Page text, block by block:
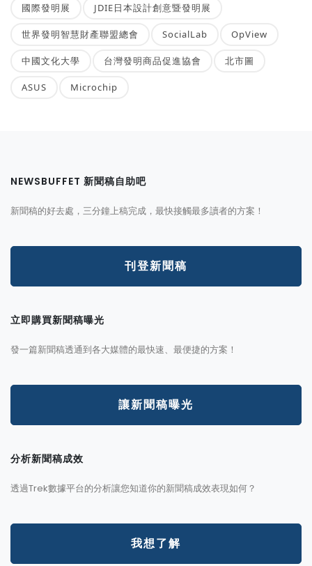
國際發明展 JDIE日本設計創意暨發明展
世界發明智慧財產聯盟總會 SocialLab OpView
中國文化大學 台灣發明商品促進協會 北市圖
ASUS Microchip
NEWSBUFFET 新聞稿自助吧
新聞稿的好去處，三分鐘上稿完成，最快接觸最多讀者的方案！
刊登新聞稿
立即購買新聞稿曝光
發一篇新聞稿透通到各大媒體的最快速、最便捷的方案！
讓新聞稿曝光
分析新聞稿成效
透過Trek數據平台的分析讓您知道你的新聞稿成效表現如何？
我想了解